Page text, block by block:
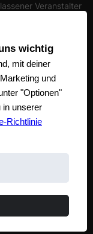
wichtig
mit deiner
und
"Optionen"
in unserer
Richtlinie
Veranstalter
ist Tipico Tower,